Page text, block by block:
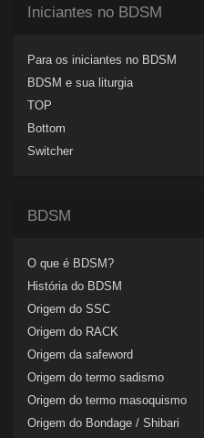
Iniciantes no BDSM
Para os iniciantes no BDSM
BDSM e sua liturgia
TOP
Bottom
Switcher
BDSM
O que é BDSM?
História do BDSM
Origem do SSC
Origem do RACK
Origem da safeword
Origem do termo sadismo
Origem do termo masoquismo
Origem do Bondage / Shibari